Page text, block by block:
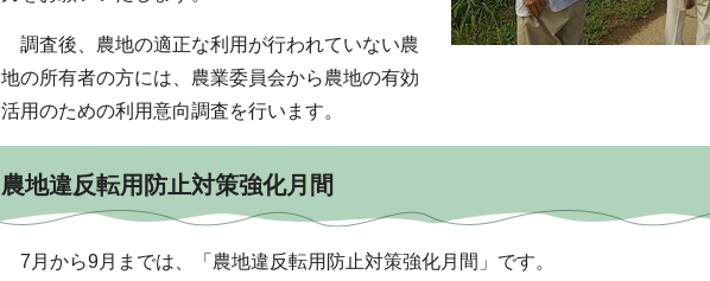
調査後、農地の適正な利用が行われていない農
地の所有者の方には、農業委員会から農地の有効
活用のための利用意向調査を行います。
農地違反転用防止対策強化月間
7月から9月までは、「農地違反転用防止対策強化月間」です。